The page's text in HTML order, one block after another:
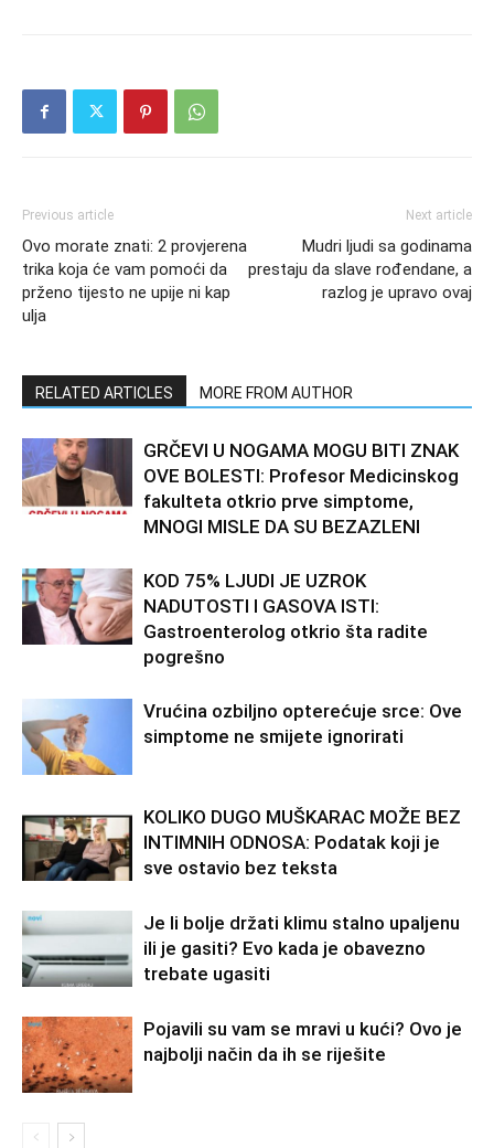
Previous article
Ovo morate znati: 2 provjerena
trika koja će vam pomoći da
prženo tijesto ne upije ni kap
ulja
Next article
Mudri ljudi sa godinama
prestaju da slave rođendane, a
razlog je upravo ovaj
RELATED ARTICLES MORE FROM AUTHOR
GRČEVI U NOGAMA MOGU BITI ZNAK
OVE BOLESTI: Profesor Medicinskog
fakulteta otkrio prve simptome,
MNOGI MISLE DA SU BEZAZLENI
KOD 75% LJUDI JE UZROK
NADUTOSTI I GASOVA ISTI:
Gastroenterolog otkrio šta radite
pogrešno
Vrućina ozbiljno opterećuje srce: Ove
simptome ne smijete ignorirati
KOLIKO DUGO MUŠKARAC MOŽE BEZ
INTIMNIH ODNOSA: Podatak koji je
sve ostavio bez teksta
Je li bolje držati klimu stalno upaljenu
ili je gasiti? Evo kada je obavezno
trebate ugasiti
Pojavili su vam se mravi u kući? Ovo je
najbolji način da ih se riješite